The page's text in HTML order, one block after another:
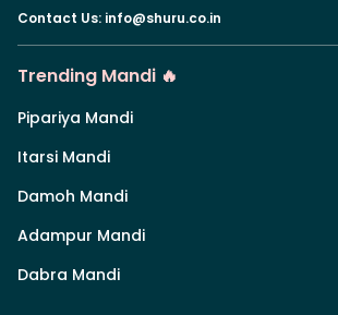
Contact Us: info@shuru.co.in
Trending Mandi 🔥
Pipariya Mandi
Itarsi Mandi
Damoh Mandi
Adampur Mandi
Dabra Mandi